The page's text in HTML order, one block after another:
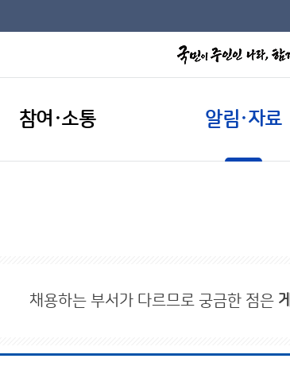
참여·소통 알림·자료
채용하는 부서가 다르므로 궁금한 점은